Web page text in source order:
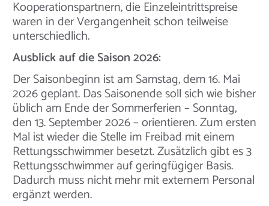
Kooperationspartnern, die Einzeleintrittspreise
waren in der Vergangenheit schon teilweise
unterschiedlich.
Ausblick auf die Saison 2026:
Der Saisonbeginn ist am Samstag, dem 16. Mai
2026 geplant. Das Saisonende soll sich wie bisher
üblich am Ende der Sommerferien – Sonntag,
den 13. September 2026 – orientieren. Zum ersten
Mal ist wieder die Stelle im Freibad mit einem
Rettungsschwimmer besetzt. Zusätzlich gibt es 3
Rettungsschwimmer auf geringfügiger Basis.
Dadurch muss nicht mehr mit externem Personal
ergänzt werden.